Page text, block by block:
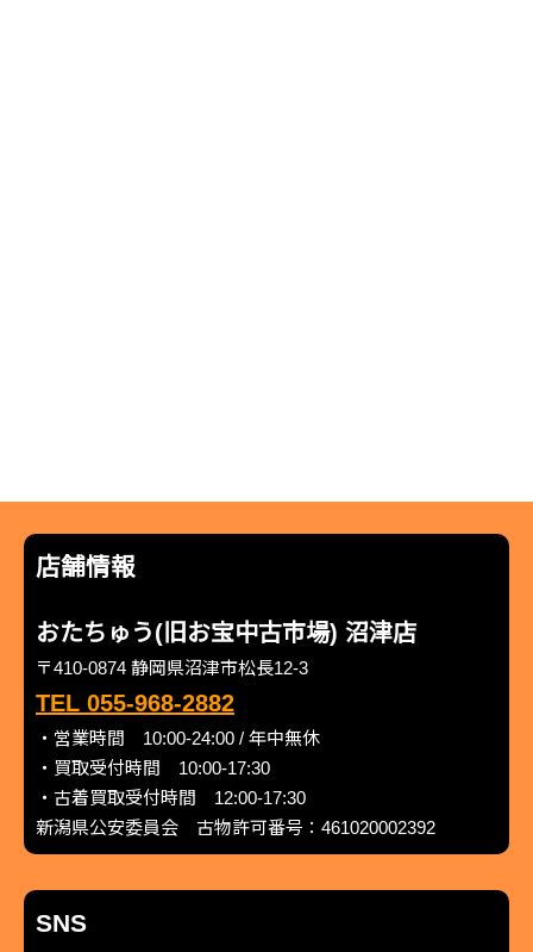
店舗情報
おたちゅう(旧お宝中古市場) 沼津店
〒410-0874 静岡県沼津市松長12-3
TEL 055-968-2882
・営業時間 10:00-24:00 / 年中無休
・買取受付時間 10:00-17:30
・古着買取受付時間 12:00-17:30
新潟県公安委員会 古物許可番号：461020002392
SNS